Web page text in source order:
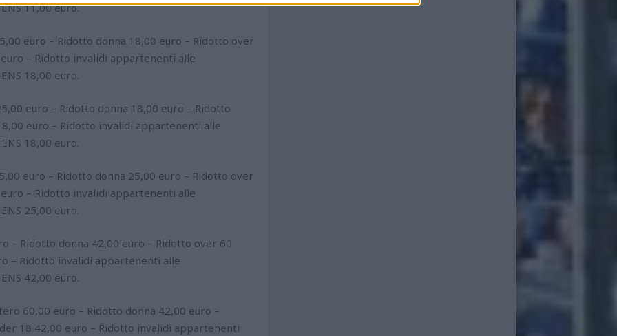
11,00 euro.
euro – Ridotto donna 18,00 euro – Ridotto over
– Ridotto invalidi appartenenti alle
18,00 euro.
euro – Ridotto donna 18,00 euro – Ridotto
euro – Ridotto invalidi appartenenti alle
18,00 euro.
euro – Ridotto donna 25,00 euro – Ridotto over
– Ridotto invalidi appartenenti alle
25,00 euro.
– Ridotto donna 42,00 euro – Ridotto over 60
– Ridotto invalidi appartenenti alle
42,00 euro.
60,00 euro – Ridotto donna 42,00 euro –
18 42,00 euro – Ridotto invalidi appartenenti